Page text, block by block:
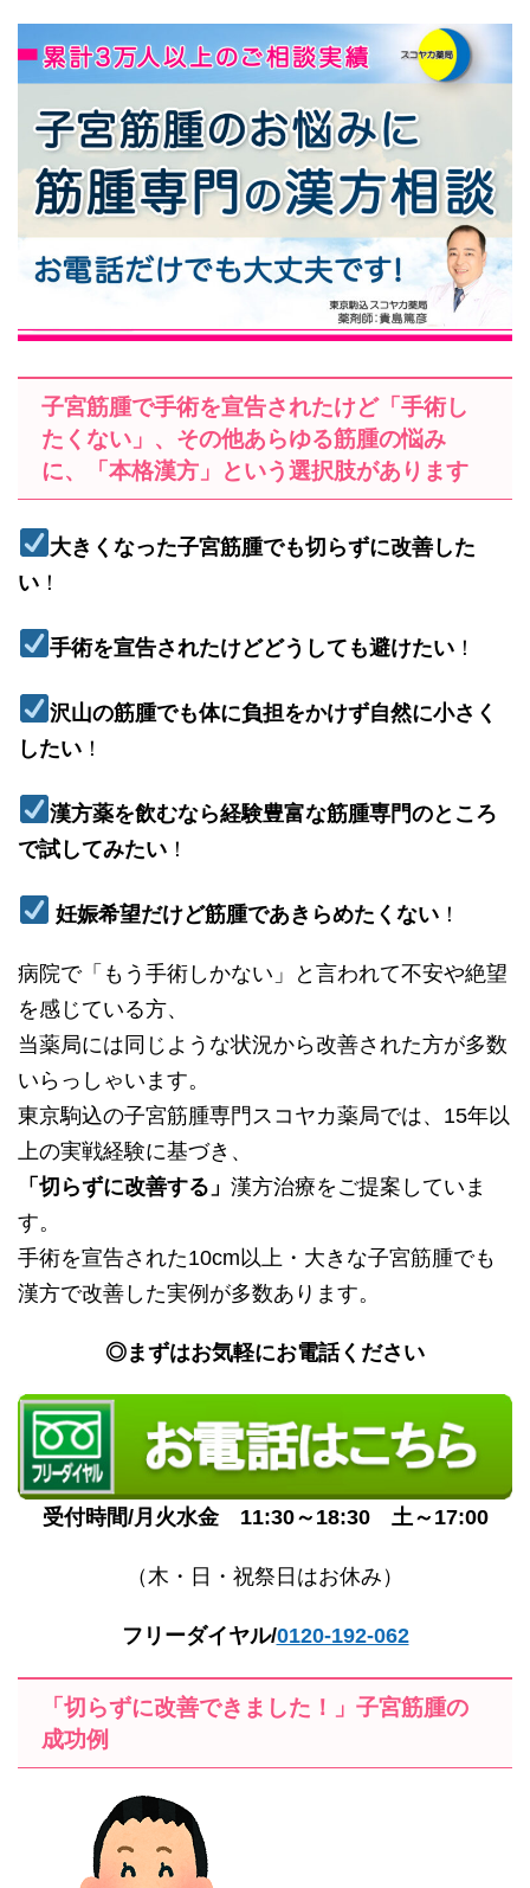
子宮筋腫で手術を宣告されたけど「手術し
たくない」、その他あらゆる筋腫の悩み
に、「本格漢方」という選択肢があります
大きくなった子宮筋腫でも切らずに改善した
い ！
手術を宣告されたけどどうしても避けたい ！
沢山の筋腫でも体に負担をかけず自然に小さく
したい ！
漢方薬を飲むなら経験豊富な筋腫専門のところ
で試してみたい ！
妊娠希望だけど筋腫であきらめたくない ！
病院で「もう手術しかない」と言われて不安や絶望
を感じている方、
当薬局には同じような状況から改善された方が多数
いらっしゃいます。
東京駒込の子宮筋腫専門スコヤカ薬局では、15年以
上の実戦経験に基づき、
「切らずに改善する」 漢方治療をご提案していま
す。
手術を宣告された10cm以上・大きな子宮筋腫でも
漢方で改善した実例が多数あります。
◎まずはお気軽にお電話ください
受付時間/月火水金 11:30～18:30 土～17:00
（木・日・祝祭日はお休み）
フリーダイヤル/0120-192-062
「切らずに改善できました！」子宮筋腫の
成功例